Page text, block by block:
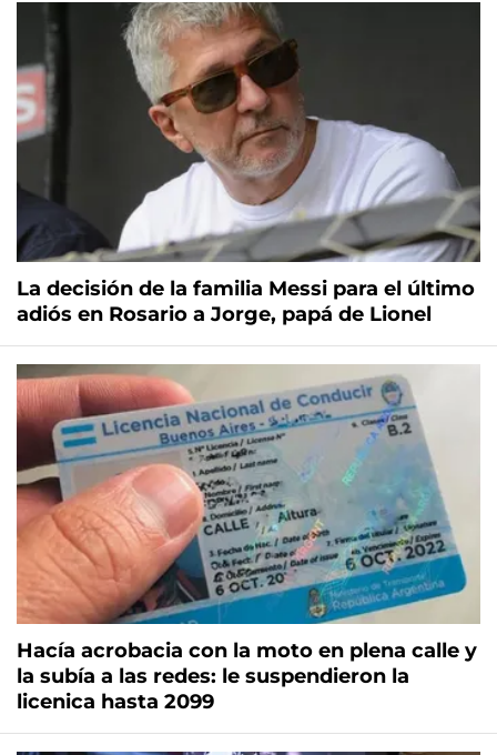
La decisión de la familia Messi para el último
adiós en Rosario a Jorge, papá de Lionel
Hacía acrobacia con la moto en plena calle y
la subía a las redes: le suspendieron la
licenica hasta 2099